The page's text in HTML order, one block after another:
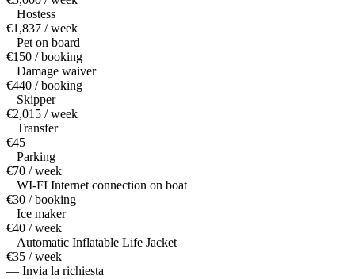
Hostess
€1,837 / week
Pet on board
€150 / booking
Damage waiver
€440 / booking
Skipper
€2,015 / week
Transfer
€45
Parking
€70 / week
WI-FI Internet connection on boat
€30 / booking
Ice maker
€40 / week
Automatic Inflatable Life Jacket
€35 / week
— Invia la richiesta